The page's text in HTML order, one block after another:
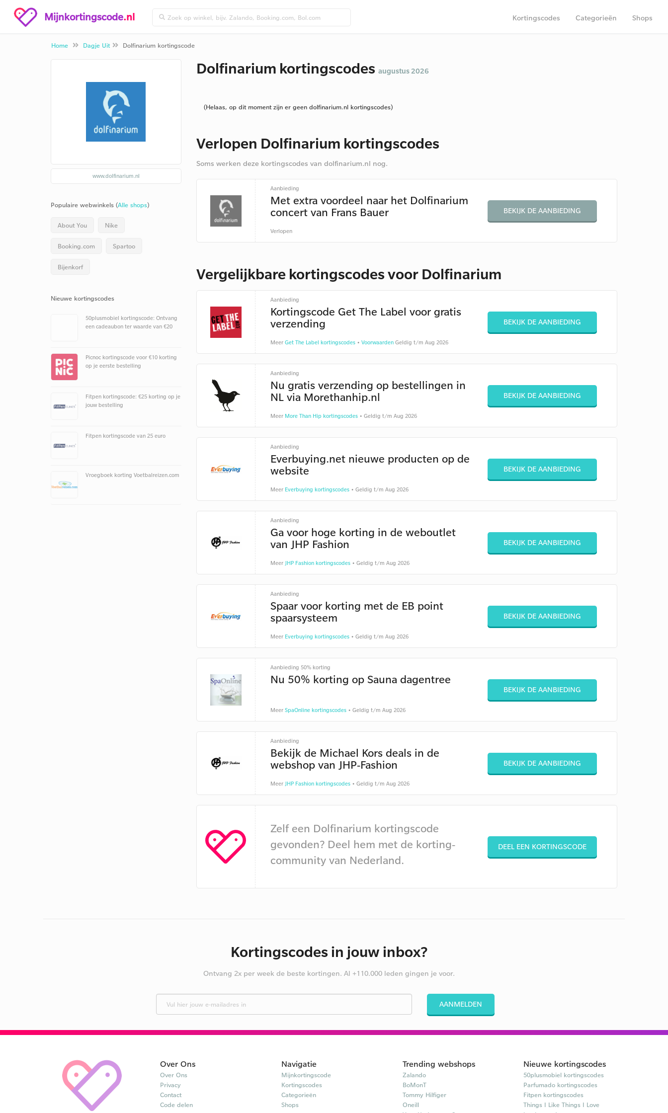
Mijnkortingscode.nl Kortingscodes Categorieën Shops
Home Dagje Uit Dolfinarium kortingscode
Dolfinarium kortingscodes augustus 2026
(Helaas, op dit moment zijn er geen dolfinarium.nl kortingscodes)
Verlopen Dolfinarium kortingscodes
Soms werken deze kortingscodes van dolfinarium.nl nog.
Aanbieding
Met extra voordeel naar het Dolfinarium
concert van Frans Bauer
Verlopen
BEKIJK DE AANBIEDING
Vergelijkbare kortingscodes voor Dolfinarium
Aanbieding
Kortingscode Get The Label voor gratis
verzending
Meer Get The Label kortingscodes• VoorwaardenGeldig t/m Aug 2026
BEKIJK DE AANBIEDING
Aanbieding
Nu gratis verzending op bestellingen in
NL via Morethanhip.nl
Meer More Than Hip kortingscodes• Geldig t/m Aug 2026
BEKIJK DE AANBIEDING
Aanbieding
Everbuying.net nieuwe producten op de
website
Meer Everbuying kortingscodes• Geldig t/m Aug 2026
BEKIJK DE AANBIEDING
Aanbieding
Ga voor hoge korting in de weboutlet
van JHP Fashion
Meer JHP Fashion kortingscodes• Geldig t/m Aug 2026
BEKIJK DE AANBIEDING
Aanbieding
Spaar voor korting met de EB point
spaarsysteem
Meer Everbuying kortingscodes• Geldig t/m Aug 2026
BEKIJK DE AANBIEDING
Aanbieding 50% korting
Nu 50% korting op Sauna dagentree
Meer SpaOnline kortingscodes• Geldig t/m Aug 2026
BEKIJK DE AANBIEDING
Aanbieding
Bekijk de Michael Kors deals in de
webshop van JHP-Fashion
Meer JHP Fashion kortingscodes• Geldig t/m Aug 2026
BEKIJK DE AANBIEDING
Zelf een Dolfinarium kortingscode
gevonden? Deel hem met de korting-
community van Nederland.
DEEL EEN KORTINGSCODE
www.dolfinarium.nl
Populaire webwinkels (Alle shops)
About You Nike
Booking.com Spartoo
Bijenkorf
Nieuwe kortingscodes
50plusmobiel kortingscode: Ontvang
een cadeaubon ter waarde van €20
Picnoc kortingscode voor €10 korting
op je eerste bestelling
Fitpen kortingscode: €25 korting op je
jouw bestelling
Fitpen kortingscode van 25 euro
Vroegboek korting Voetbalreizen.com
Kortingscodes in jouw inbox?
Ontvang 2x per week de beste kortingen. Al +110.000 leden gingen je voor.
AANMELDEN
Over Ons
Over Ons
Privacy
Contact
Code delen
Navigatie
Mijnkortingscode
Kortingscodes
Categorieën
Shops
Trending webshops
Zalando
BoMonT
Tommy Hilfiger
Oneill
Nieuwe kortingscodes
50plusmobiel kortingscodes
Parfumado kortingscodes
Fitpen kortingscodes
Things I Like Things I Love